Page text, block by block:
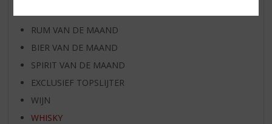
RUM VAN DE MAAND
BIER VAN DE MAAND
SPIRIT VAN DE MAAND
EXCLUSIEF TOPSLIJTER
WIJN
WHISKY